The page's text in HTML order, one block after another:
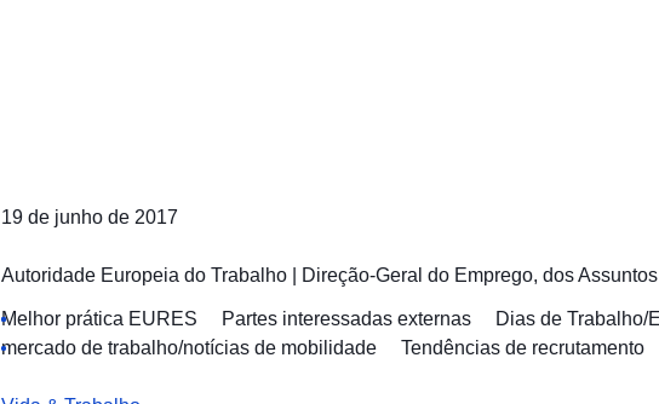
19 de junho de 2017
Autoridade Europeia do Trabalho Direção-Geral do Emprego, dos
Melhor prática EURES Partes interessadas externas Dias de Trabalho/
mercado de trabalho/notícias de mobilidade
Tendências de recrutamento